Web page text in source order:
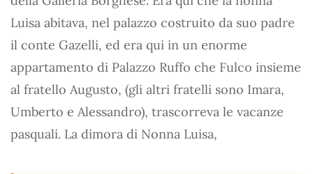
Luisa abitava, nel palazzo costruito da suo padre
il conte Gazelli, ed era qui in un enorme
appartamento di Palazzo Ruffo che Fulco insieme
al fratello Augusto, (gli altri fratelli sono Imara,
Umberto e Alessandro), trascorreva le vacanze
pasquali. La dimora di Nonna Luisa,